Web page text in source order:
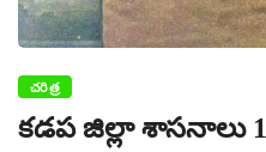
చరిత్ర
కడప జిల్లా శాసనాలు 1